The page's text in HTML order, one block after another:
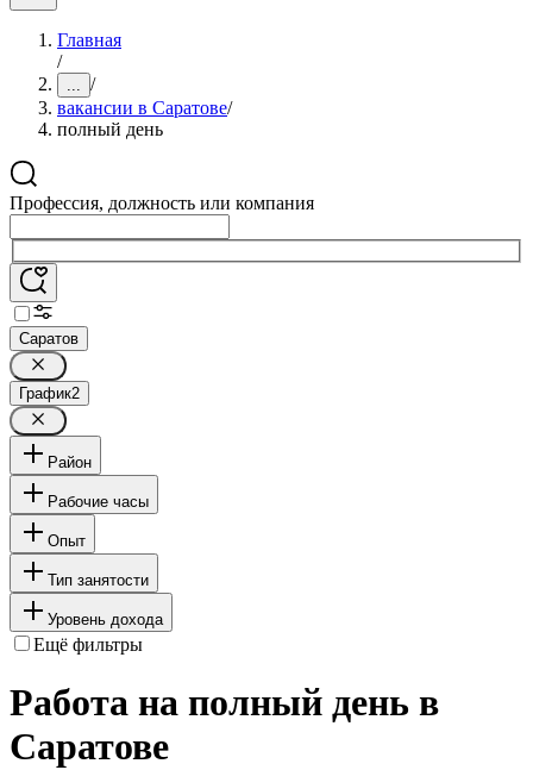
Главная
/
... /
вакансии в Саратове/
полный день
Профессия, должность или компания
Саратов
График2
Район
Рабочие часы
Опыт
Тип занятости
Уровень дохода
Ещё фильтры
Работа на полный день в
Саратове